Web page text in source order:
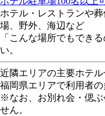
ホテル・レストランや
場、野外、海辺など
「こんな場所でもでき
い。
近隣エリアの主要ホテル
福岡県エリアで利用者の
※なお、お別れ会・偲ぶ
せん。